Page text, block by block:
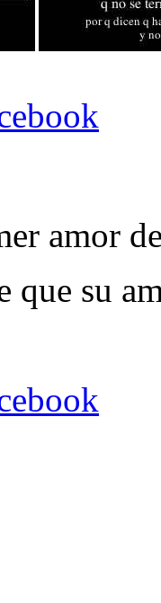
amor
que su